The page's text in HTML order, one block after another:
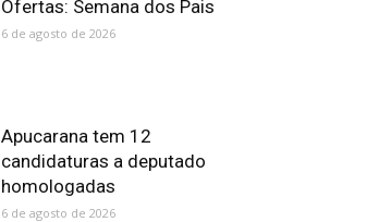
Ofertas: Semana dos Pais
6 de agosto de 2026
Apucarana tem 12
candidaturas a deputado
homologadas
6 de agosto de 2026